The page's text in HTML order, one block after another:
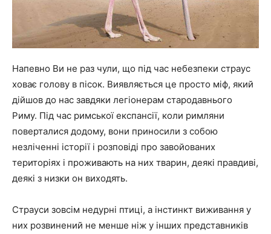
Напевно Ви не раз чули, що під час небезпеки страус
ховає голову в пісок. Виявляється це просто міф, який
дійшов до нас завдяки легіонерам стародавнього
Риму. Під час римської експансії, коли римляни
поверталися додому, вони приносили з собою
незліченні історії і розповіді про завойованих
територіях і проживають на них тварин, деякі правдиві,
деякі з низки он виходять.
Страуси зовсім недурні птиці, а інстинкт виживання у
них розвинений не менше ніж у інших представників